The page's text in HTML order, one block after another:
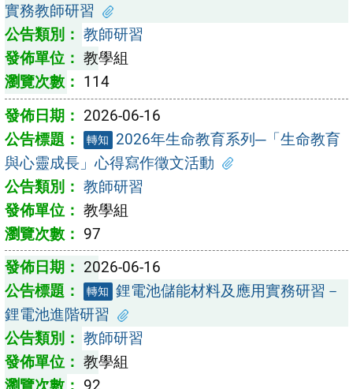
實務教師研習
教師研習
教學組
114
2026-06-16
轉知
2026年生命教育系列─「生命教育
與心靈成長」心得寫作徵文活動
教師研習
教學組
97
2026-06-16
轉知 鋰電池儲能材料及應用實務研習－
鋰電池進階研習
教師研習
教學組